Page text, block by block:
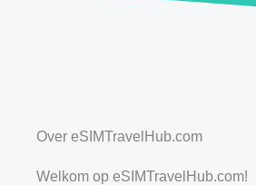
Over eSIMTravelHub.com
Welkom op eSIMTravelHub.com!